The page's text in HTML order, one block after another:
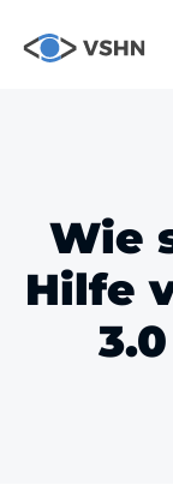
Wie
Hilfe